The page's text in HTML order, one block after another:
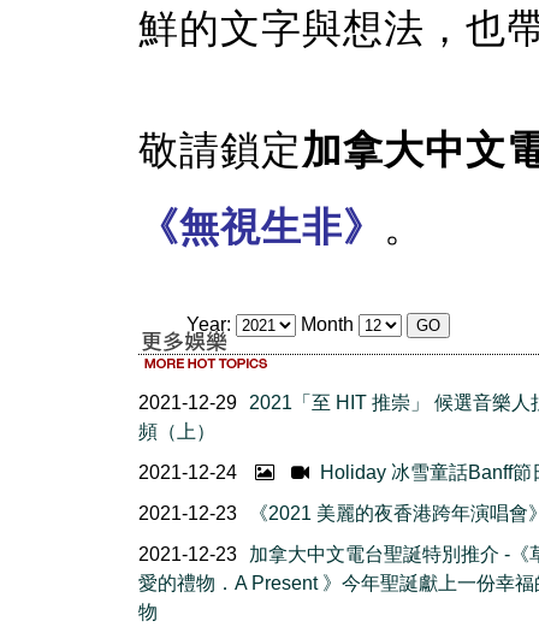
鮮的文字與想法，也
敬請鎖定加拿大中文
《無視生非》 。
Year: Month
2021-12-29
2021「至 HIT 推崇」 候選音樂人
頻（上）
2021-12-24
Holiday 冰雪童話Banff節
2021-12-23
《2021 美麗的夜香港跨年演唱會
2021-12-23
加拿大中文電台聖誕特別推介 -《
愛的禮物．A Present 》今年聖誕獻上一份幸福
物